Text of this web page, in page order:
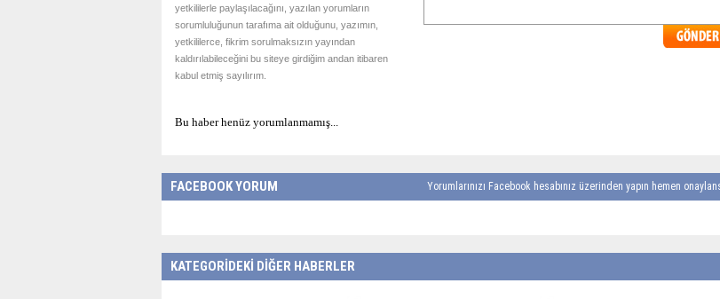
yetkililerle paylaşılacağını, yazılan yorumların
sorumluluğunun tarafıma ait olduğunu, yazımın,
yetkililerce, fikrim sorulmaksızın yayından
kaldırılabileceğini bu siteye girdiğim andan itibaren
kabul etmiş sayılırım.
Bu haber henüz yorumlanmamış...
FACEBOOK YORUM Yorumlarınızı Facebook hesabınız üzerinden yapın hemen
KATEGORİDEKİ DİĞER HABERLER